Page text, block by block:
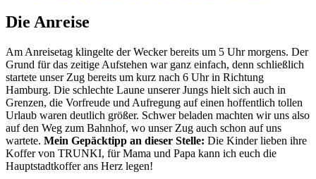
Die Anreise
Am Anreisetag klingelte der Wecker bereits um 5 Uhr morgens. Der
Grund für das zeitige Aufstehen war ganz einfach, denn schließlich
startete unser Zug bereits um kurz nach 6 Uhr in Richtung
Hamburg. Die schlechte Laune unserer Jungs hielt sich auch in
Grenzen, die Vorfreude und Aufregung auf einen hoffentlich tollen
Urlaub waren deutlich größer. Schwer beladen machten wir uns also
auf den Weg zum Bahnhof, wo unser Zug auch schon auf uns
wartete. Mein Gepäcktipp an dieser Stelle: Die Kinder lieben ihre
Koffer von TRUNKI, für Mama und Papa kann ich euch die
Hauptstadtkoffer ans Herz legen!